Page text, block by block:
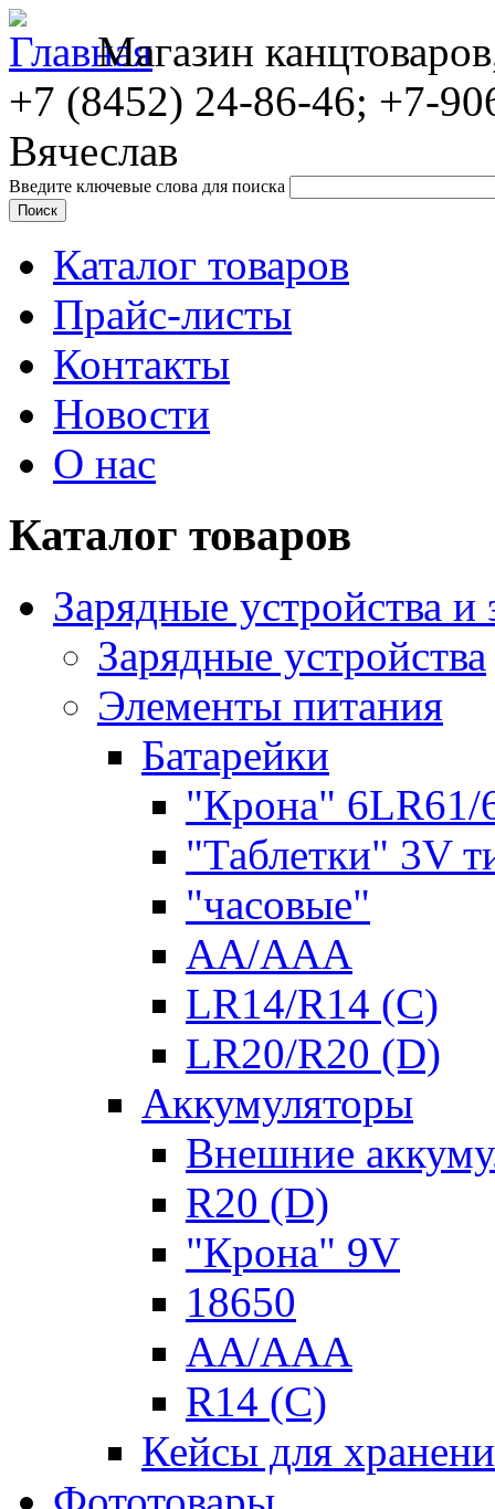
Магазин
+7 (8452) 24-86-46; +7-
Вячеслав
Введите ключевые слова для поиска
Каталог товаров
Прайс-листы
Контакты
Новости
О нас
Каталог товаров
Зарядные устройства
Зарядные устройства
Элементы питания
Батарейки
"Крона" 6LR61/
"Таблетки" 3V
"часовые"
AA/AAA
LR14/R14 (C)
LR20/R20 (D)
Аккумуляторы
Внешние
R20 (D)
"Крона" 9V
18650
AA/AAA
R14 (C)
Кейсы для